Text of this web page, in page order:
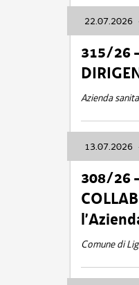
22.07.2026
315/26
Azienda
13.07.2026
308/26
Comune di